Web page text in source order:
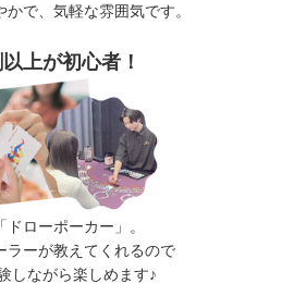
で、気軽な雰囲気です。
上が初心者！
ドローポーカー」。
ラーが教えてくれるので
しながら楽しめます♪